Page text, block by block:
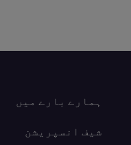
ہمارے بارے میں
شیف انسپریشن